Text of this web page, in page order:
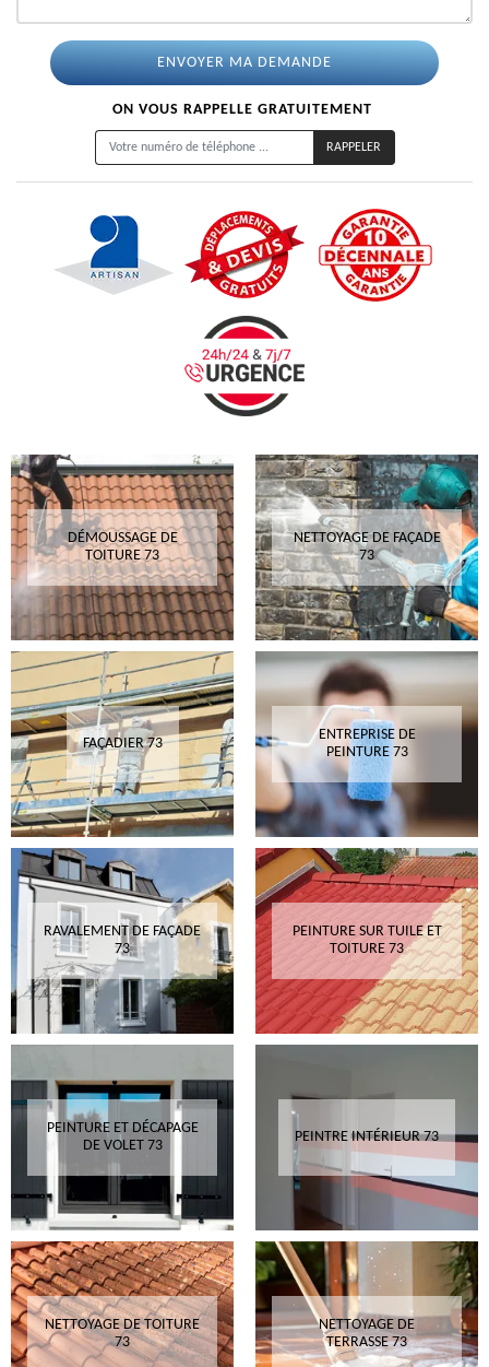
ON VOUS RAPPELLE GRATUITEMENT
DÉMOUSSAGE DE
TOITURE 73
NETTOYAGE DE FAÇADE
73
FAÇADIER 73
ENTREPRISE DE
PEINTURE 73
RAVALEMENT DE FAÇADE
73
PEINTURE SUR TUILE ET
TOITURE 73
PEINTURE ET DÉCAPAGE
DE VOLET 73
PEINTRE INTÉRIEUR 73
NETTOYAGE DE TOITURE
73
NETTOYAGE DE
TERRASSE 73